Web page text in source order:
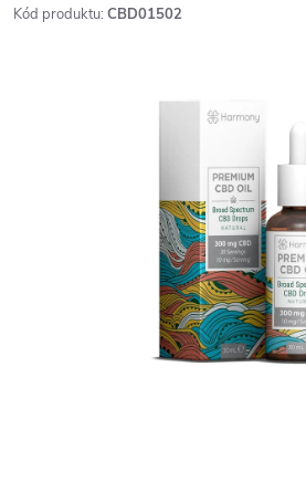
Kód produktu: CBD01502